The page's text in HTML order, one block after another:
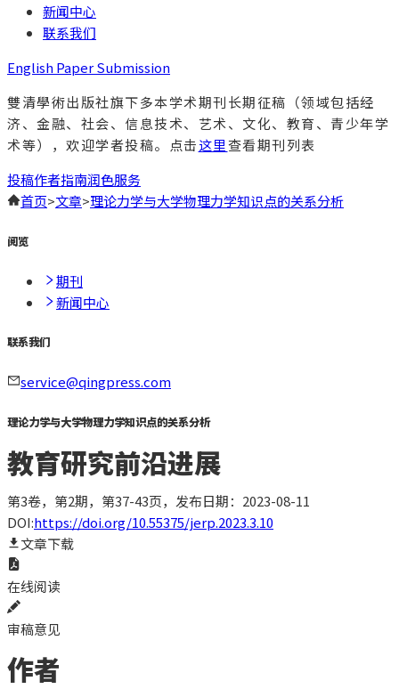
新闻中心
联系我们
English Paper Submission
雙清學術出版社旗下多本学术期刊长期征稿（领域包括经
济、金融、社会、信息技术、艺术、文化、教育、青少年学
术等），欢迎学者投稿。点击这里查看期刊列表
投稿作者指南润色服务
首页>文章>理论力学与大学物理力学知识点的关系分析
阅览
期刊
新闻中心
联系我们
service@qingpress.com
理论力学与大学物理力学知识点的关系分析
教育研究前沿进展
第3卷，第2期，第37-43页，发布日期：2023-08-11
DOI:https://doi.org/10.55375/jerp.2023.3.10
文章下载
在线阅读
审稿意见
作者